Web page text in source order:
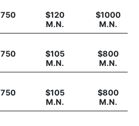
750
$120
M.N.
$1000
M.N.
750
$105
M.N.
$800
M.N.
750
$105
M.N.
$800
M.N.